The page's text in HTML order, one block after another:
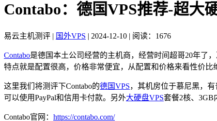
Contabo：德国VPS推荐-超大
易云主机测评 | 国外VPS | 2024-12-10 | 阅读：1676
Contabo是德国本土公司经营的主机商，经营时间超哥20年了
特点就是配置很高，价格非常便宜，从配置和价格来看性价
这里我们将测评下Contabo的德国VPS，其机房位于慕尼黑，
可以使用PayPal和信用卡付款。另外大硬盘VPS套餐2核、3GB
Contabo官网： https://contabo.com/